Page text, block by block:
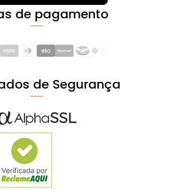
de pagamento
de Segurança